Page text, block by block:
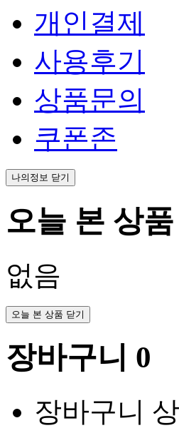
개인결제
사용후기
상품문의
쿠폰존
나의정보 닫기
오늘 본 상품
없음
오늘 본 상품 닫기
장바구니 0
장바구니